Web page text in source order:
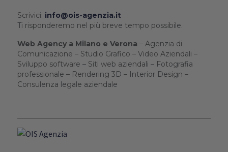
Scrivici: info@ois-agenzia.it
Ti risponderemo nel più breve tempo possibile.
Web Agency a Milano e Verona – Agenzia di
Comunicazione – Studio Grafico – Video Aziendali –
Sviluppo software – Siti web aziendali – Fotografia
professionale – Rendering 3D – Interior Design –
Consulenza legale aziendale